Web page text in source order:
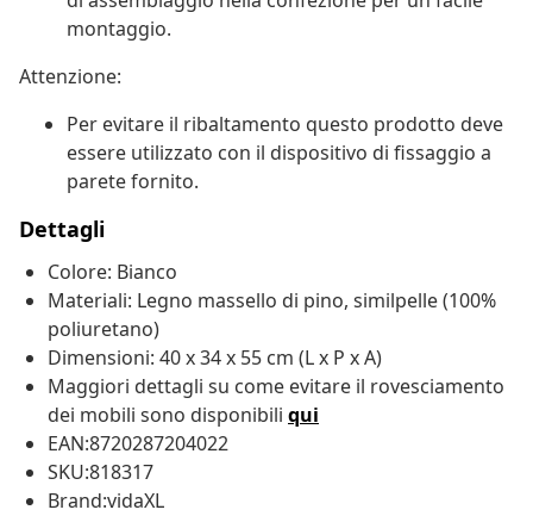
montaggio.
Attenzione:
Per evitare il ribaltamento questo prodotto deve
essere utilizzato con il dispositivo di fissaggio a
parete fornito.
Dettagli
Colore: Bianco
Materiali: Legno massello di pino, similpelle (100%
poliuretano)
Dimensioni: 40 x 34 x 55 cm (L x P x A)
Maggiori dettagli su come evitare il rovesciamento
dei mobili sono disponibili qui
EAN:8720287204022
SKU:818317
Brand:vidaXL